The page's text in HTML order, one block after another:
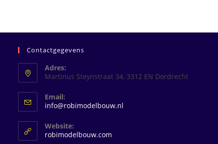
Contactgegevens
Adres:
Martinus Steynstraat 34, 3312 EN Dordrecht
Email:
info@robimodelbouw.nl
Website:
robimodelbouw.com